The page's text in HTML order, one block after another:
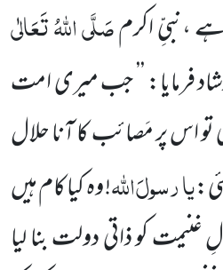
،نبیِّ اکرمصَلَّی اللہُ تَعَالٰی
فرمایا: ’’ جب میری امت
اس پر مَصائب کا آنا حلال
یارسولَاللہ! وہ کیا کام ہیں
غنیمت کو ذاتی دولت بنا لیا